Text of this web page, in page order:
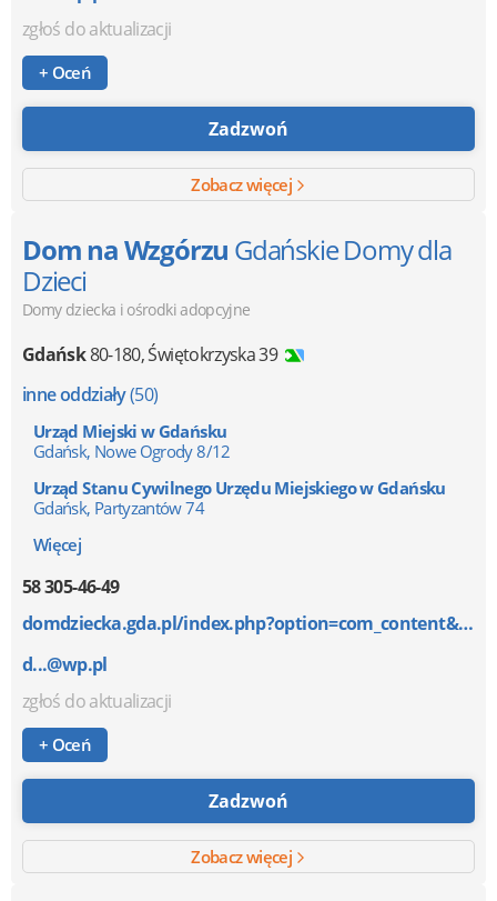
zgłoś do aktualizacji
+ Oceń
Zadzwoń
Zobacz więcej
Dom na Wzgórzu Gdańskie Domy dla
Dzieci
Domy dziecka i ośrodki adopcyjne
Gdańsk80-180,Świętokrzyska 39
inne oddziały(50)
Urząd Miejski w Gdańsku
Gdańsk, Nowe Ogrody 8/12
Urząd Stanu Cywilnego Urzędu Miejskiego w Gdańsku
Gdańsk, Partyzantów 74
Więcej
58 305-46-49
domdziecka.gda.pl/index.php?option=com_content&v...
d...@wp.pl
zgłoś do aktualizacji
+ Oceń
Zadzwoń
Zobacz więcej